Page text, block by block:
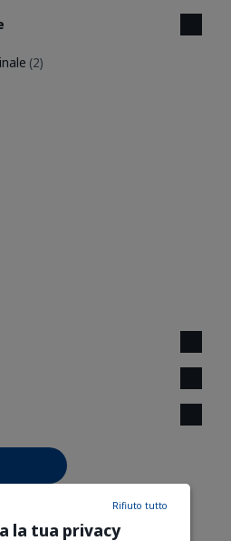
(2)
la tua privacy
Rifiuto tutto